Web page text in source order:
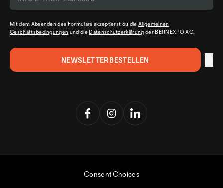
Mit dem Absenden des Formulars akzeptierst du dieAllgemeinen
Geschäftsbedingungen und die Datenschutzerklärung der BERNEXPO AG.
Consent Choices